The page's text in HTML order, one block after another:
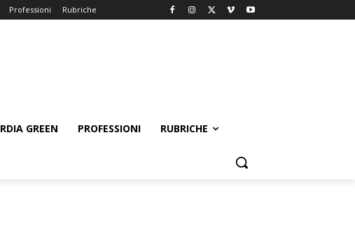
Professioni Rubriche
GREEN PROFESSIONI RUBRICHE